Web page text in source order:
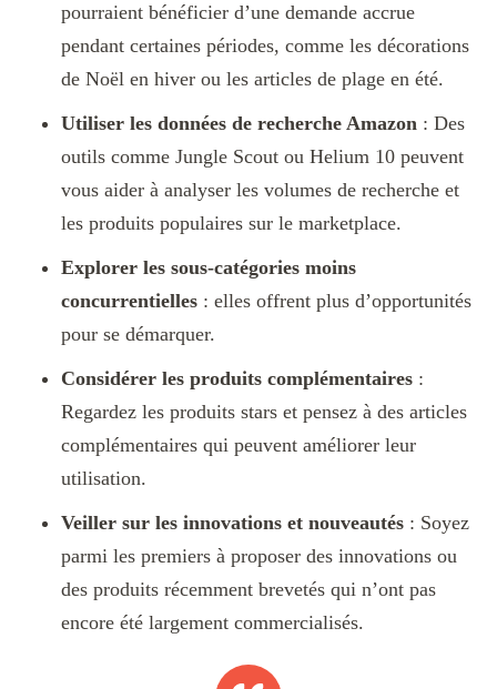
pourraient bénéficier d’une demande accrue
pendant certaines périodes, comme les décorations
de Noël en hiver ou les articles de plage en été.
Utiliser les données de recherche Amazon : Des
outils comme Jungle Scout ou Helium 10 peuvent
vous aider à analyser les volumes de recherche et
les produits populaires sur le marketplace.
Explorer les sous-catégories moins
concurrentielles : elles offrent plus d’opportunités
pour se démarquer.
Considérer les produits complémentaires :
Regardez les produits stars et pensez à des articles
complémentaires qui peuvent améliorer leur
utilisation.
Veiller sur les innovations et nouveautés : Soyez
parmi les premiers à proposer des innovations ou
des produits récemment brevetés qui n’ont pas
encore été largement commercialisés.